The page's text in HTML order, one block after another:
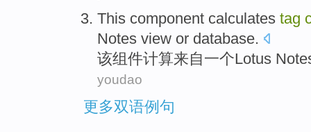
This component calculates tag
Notes view or database.
该组件计算来自一个Lotus
youdao
更多双语例句